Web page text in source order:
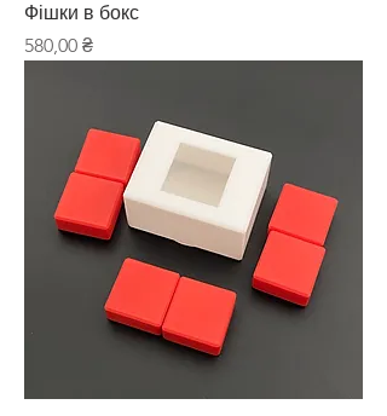
Фішки в бокс
Ціна
580,00 ₴